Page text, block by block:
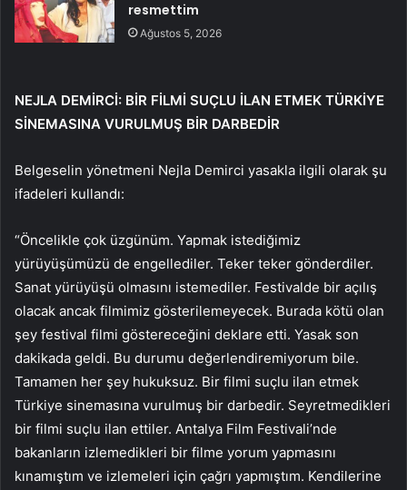
resmettim
Ağustos 5, 2026
NEJLA DEMİRCİ: BİR FİLMİ SUÇLU İLAN ETMEK TÜRKİYE
SİNEMASINA VURULMUŞ BİR DARBEDİR
Belgeselin yönetmeni Nejla Demirci yasakla ilgili olarak şu
ifadeleri kullandı:
“Öncelikle çok üzgünüm. Yapmak istediğimiz
yürüyüşümüzü de engellediler. Teker teker gönderdiler.
Sanat yürüyüşü olmasını istemediler. Festivalde bir açılış
olacak ancak filmimiz gösterilemeyecek. Burada kötü olan
şey festival filmi göstereceğini deklare etti. Yasak son
dakikada geldi. Bu durumu değerlendiremiyorum bile.
Tamamen her şey hukuksuz. Bir filmi suçlu ilan etmek
Türkiye sinemasına vurulmuş bir darbedir. Seyretmedikleri
bir filmi suçlu ilan ettiler. Antalya Film Festivali’nde
bakanların izlemedikleri bir filme yorum yapmasını
kınamıştım ve izlemeleri için çağrı yapmıştım. Kendilerine